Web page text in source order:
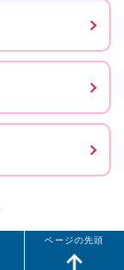
ページの先頭